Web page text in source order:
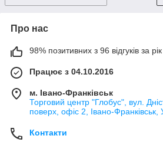
Про нас
98% позитивних з 96 відгуків за рік
Працює з 04.10.2016
м. Івано-Франківськ
Торговий центр "Глобус", вул.
поверх, офіс 2, Івано-Франківськ,
Контакти